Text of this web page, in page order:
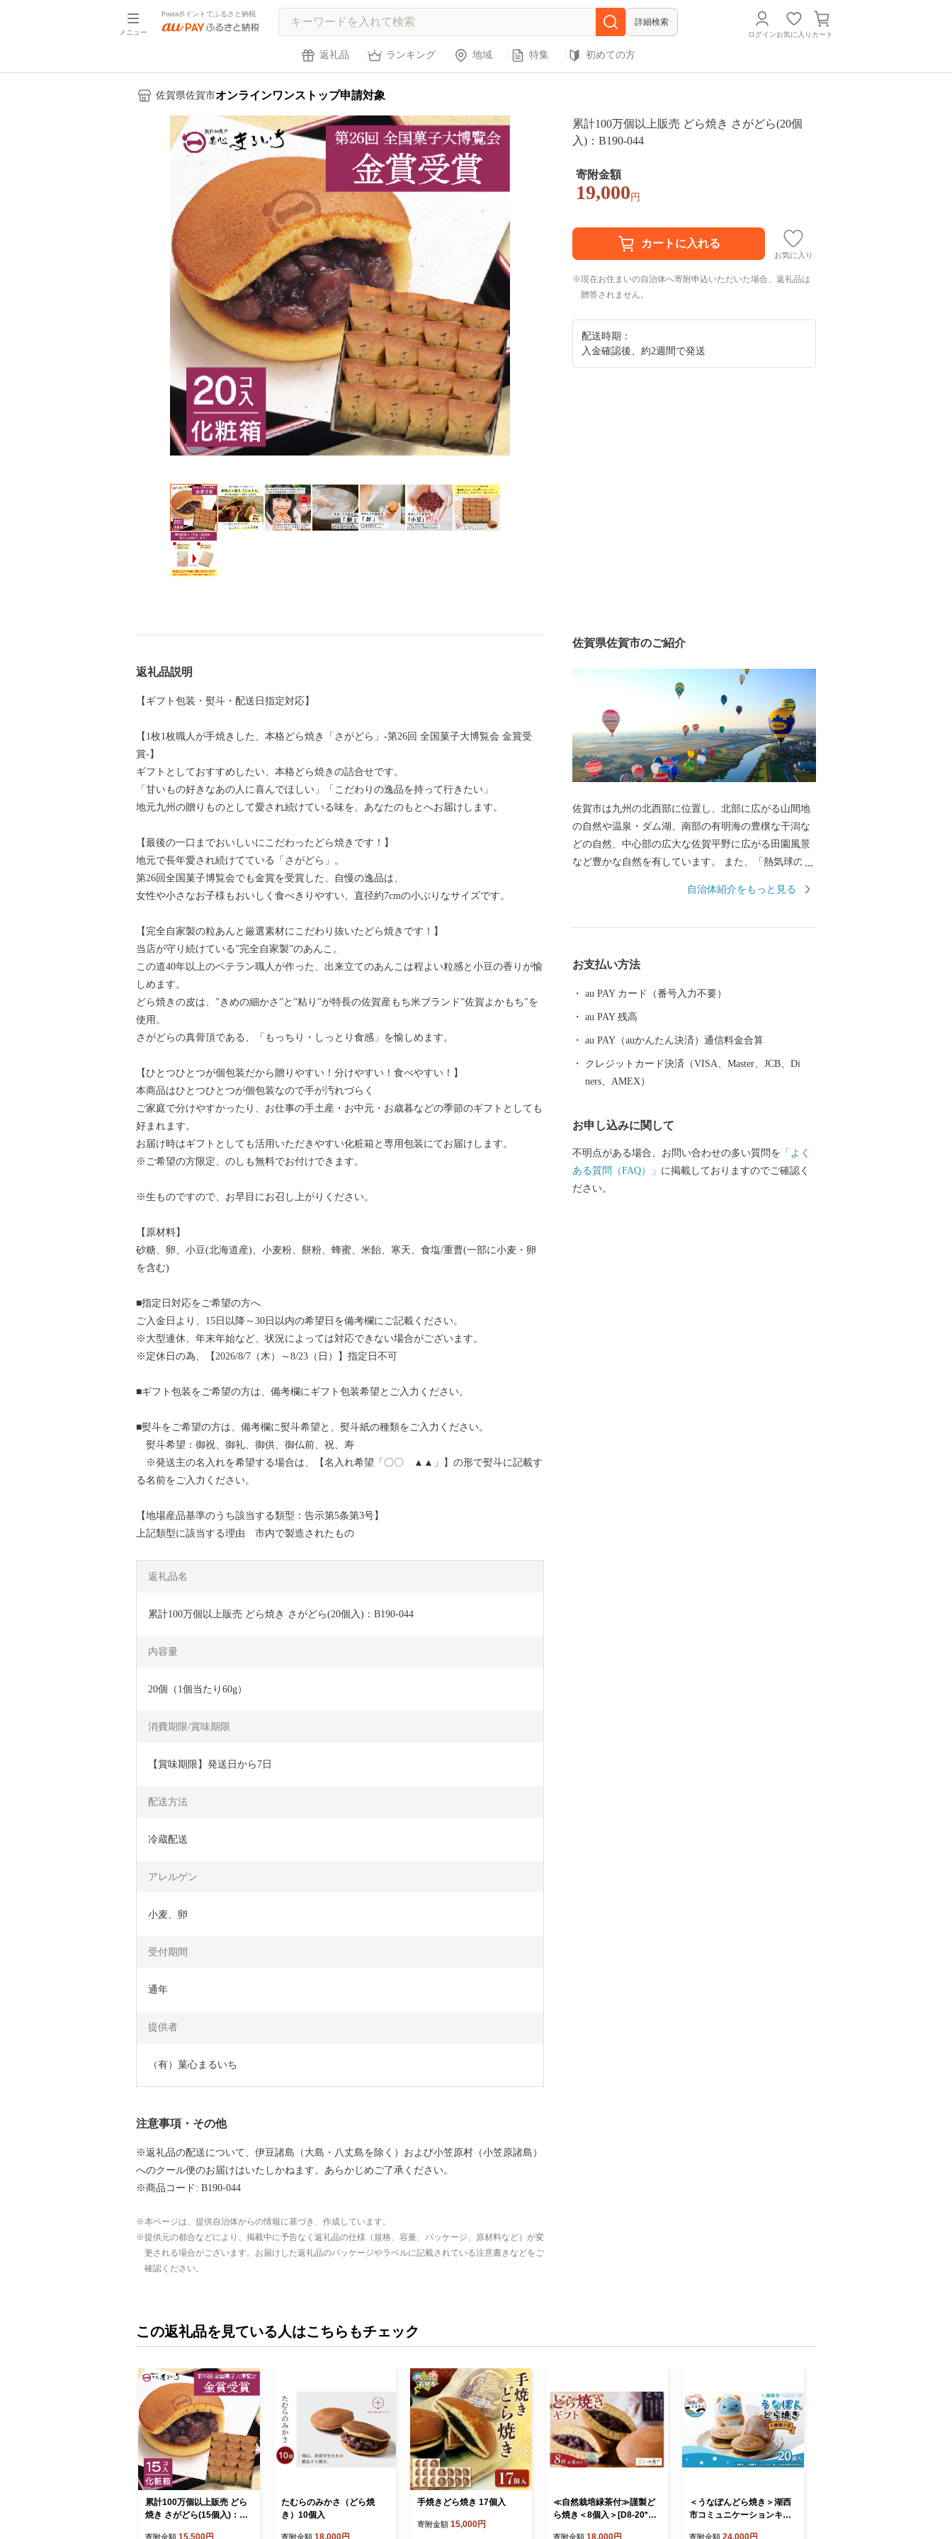
メニュー
Pontaポイントでふるさと納税
詳細検索
ログインお気に入り カート
返礼品 ランキング 地域 特集 初めての方
佐賀県佐賀市オンラインワンストップ申請対象
累計100万個以上販売 どら焼き さがどら(20個
入)：B190-044
寄附金額
19,000 円
お気に入り
現在お住まいの自治体へ寄附申込いただいた場合、返礼品は
贈答されません。
配送時期：
入金確認後、約2週間で発送
返礼品説明
【ギフト包装・熨斗・配送日指定対応】
【1枚1枚職人が手焼きした、本格どら焼き「さがどら」-第26回 全国菓子大博覧会 金賞受
賞-】
ギフトとしておすすめしたい、本格どら焼きの詰合せです。
「甘いもの好きなあの人に喜んでほしい」「こだわりの逸品を持って行きたい」
地元九州の贈りものとして愛され続けている味を、あなたのもとへお届けします。
【最後の一口までおいしいにこだわったどら焼きです！】
地元で長年愛され続けてている「さがどら」。
第26回全国菓子博覧会でも金賞を受賞した、自慢の逸品は、
女性や小さなお子様もおいしく食べきりやすい、直径約7cmの小ぶりなサイズです。
【完全自家製の粒あんと厳選素材にこだわり抜いたどら焼きです！】
当店が守り続けている”完全自家製”のあんこ。
この道40年以上のベテラン職人が作った、出来立てのあんこは程よい粒感と小豆の香りが愉
しめます。
どら焼きの皮は、”きめの細かさ”と”粘り”が特長の佐賀産もち米ブランド”佐賀よかもち"を
使用。
さがどらの真骨頂である、「もっちり・しっとり食感」を愉しめます。
【ひとつひとつが個包装だから贈りやすい！分けやすい！食べやすい！】
本商品はひとつひとつが個包装なので手が汚れづらく
ご家庭で分けやすかったり、お仕事の手土産・お中元・お歳暮などの季節のギフトとしても
好まれます。
お届け時はギフトとしても活用いただきやすい化粧箱と専用包装にてお届けします。
※ご希望の方限定、のしも無料でお付けできます。
※生ものですので、お早目にお召し上がりください。
【原材料】
砂糖、卵、小豆(北海道産)、小麦粉、餅粉、蜂蜜、米飴、寒天、食塩/重曹(一部に小麦・卵
を含む)
■指定日対応をご希望の方へ
ご入金日より、15日以降～30日以内の希望日を備考欄にご記載ください。
※大型連休、年末年始など、状況によっては対応できない場合がございます。
※定休日の為、【2026/8/7（木）～8/23（日）】指定日不可
■ギフト包装をご希望の方は、備考欄にギフト包装希望とご入力ください。
■熨斗をご希望の方は、備考欄に熨斗希望と、熨斗紙の種類をご入力ください。
熨斗希望：御祝、御礼、御供、御仏前、祝、寿
※発送主の名入れを希望する場合は、【名入れ希望「〇〇 ▲▲」】の形で熨斗に記載す
る名前をご入力ください。
【地場産品基準のうち該当する類型：告示第5条第3号】
上記類型に該当する理由 市内で製造されたもの
返礼品名
累計100万個以上販売 どら焼き さがどら(20個入)：B190-044
内容量
20個（1個当たり60g）
消費期限/賞味期限
【賞味期限】発送日から7日
配送方法
冷蔵配送
アレルゲン
小麦、卵
受付期間
通年
提供者
（有）菓心まるいち
注意事項・その他
※返礼品の配送について、伊豆諸島（大島・八丈島を除く）および小笠原村（小笠原諸島）
へのクール便のお届けはいたしかねます。あらかじめご了承ください。
※商品コード: B190-044
本ページは、提供自治体からの情報に基づき、作成しています。
提供元の都合などにより、掲載中に予告なく返礼品の仕様（規格、容量、パッケージ、原材料など）が変
更される場合がございます。お届けした返礼品のパッケージやラベルに記載されている注意書きなどをご
確認ください。
佐賀県佐賀市のご紹介
佐賀市は九州の北西部に位置し、北部に広がる山間地
の自然や温泉・ダム湖、南部の有明海の豊穣な干潟な
どの自然、中心部の広大な佐賀平野に広がる田園風景
など豊かな自然を有しています。 また、「熱気球の
「佐賀インターナショナルバルーンフェスタ」を開催
「東よか干潟」が、ラムサール条約湿地に登録されま
史遺産も見どころの1つです。
自治体紹介をもっと見る
お支払い方法
au PAY カード（番号入力不要）
au PAY 残高
au PAY（auかんたん決済）通信料金合算
クレジットカード決済（VISA、Master、JCB、Di
ners、AMEX）
お申し込みに関して
不明点がある場合、お問い合わせの多い質問を 「よく
ある質問（FAQ）」 に掲載しておりますのでご確認く
ださい。
この返礼品を見ている人はこちらもチェック
累計100万個以上販売 どら
焼き さがどら(15個入)：B1
寄附金額
たむらのみかさ（どら焼
き）10個入
寄附金額
手焼きどら焼き 17個入
寄附金額 15,000円
≪自然栽培緑茶付≫謹製ど
ら焼き＜8個入＞[D8-20*3]
寄附金額
＜うなぽんどら焼き＞湖西
市コミュニケーションキャ
寄附金額